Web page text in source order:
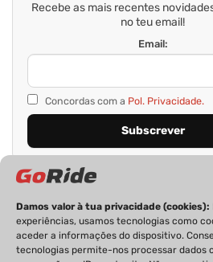
Damos valor à tua privacidade (cookies):
experiências, usamos tecnologias como
aceder a informações do dispositivo.
tecnologias permite-nos processar dados
Recebe as mais recentes
no teu email!
Email:
Concordas com a Pol. Privacidade.